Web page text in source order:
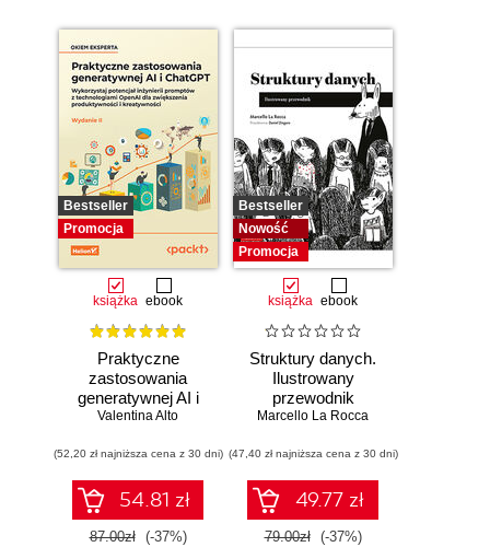
Bestseller
Promocja
książka ebook
Praktyczne
zastosowania
generatywnej AI i
ChatGPT.
potencjał inżynierii
promptów z
technologiami
OpenAI dla
zwiększenia
Valentina Alto
(52,20 zł najniższa cena z 30 dni)
54.81 zł
87.00zł (-37%)
Bestseller
Nowość
Promocja
książka ebook
Struktury danych.
Ilustrowany
przewodnik
Marcello La Rocca
(47,40 zł najniższa cena z 30 dni)
49.77 zł
79.00zł (-37%)